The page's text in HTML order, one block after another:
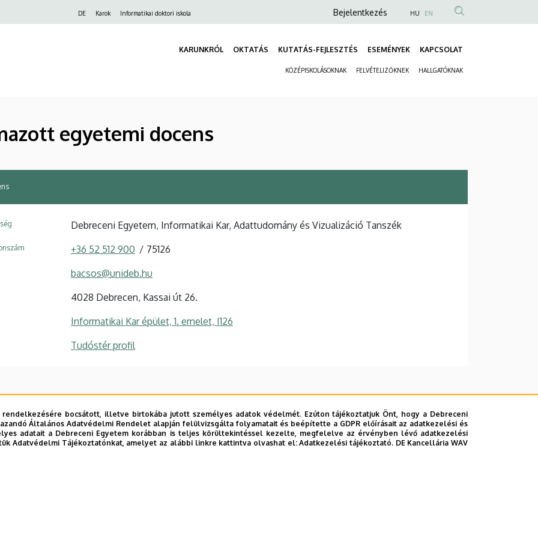
DE Karok Informatikai doktori iskola
Anonim
fiók
menüje
Bejelentkezés HU EN
KARUNKRÓL OKTATÁS KUTATÁS-FEJLESZTÉS ESEMÉNYEK KAPCSOLAT
KÖZÉPISKOLÁSOKNAK FELVÉTELIZŐKNEK HALLGATÓKNAK
egyetemi docens
Debreceni Egyetem, Informatikai Kar, Adattudomány és Vizualizáció Tanszék
+36 52 512 900 75126
bacsos@unideb.hu
4028 Debrecen, Kassai út 26.
Informatikai Kar épület, 1. emelet, I126
Tudóstér profil
kutatások,
bocsátott, illetve birtokába jutott személyes adatok védelmét. Ezúton tájékoztatjuk Önt, hogy a Debreceni
Általános Adatvédelmi Rendelet alapján felülvizsgálta folyamatait és beépítette a GDPR előírásait az adatkezelési és
adatait a Debreceni Egyetem korábban is teljes körültekintéssel kezelte, megfelelve az érvényben lévő adatkezelési
Adatvédelmi Tájékoztatónkat, amelyet az alábbi linkre kattintva olvashat el:Adatkezelési tájékoztató. DE Kancellária WAV